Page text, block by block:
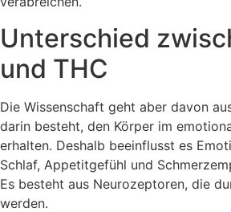
Unterschied
und THC
Die Wissenschaft geht aber davon
darin besteht, den Körper im
erhalten. Deshalb beeinflusst es
Schlaf, Appetitgefühl und
Es besteht aus Neurozeptoren, die
werden.